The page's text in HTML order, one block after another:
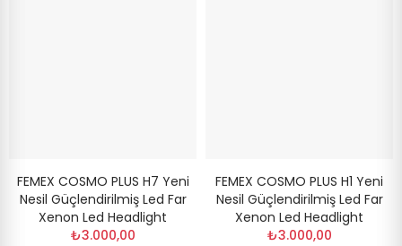
FEMEX COSMO PLUS H7 Yeni
Nesil Güçlendirilmiş Led Far
Xenon Led Headlight
₺3.000,00
FEMEX COSMO PLUS H1 Yeni
Nesil Güçlendirilmiş Led Far
Xenon Led Headlight
₺3.000,00